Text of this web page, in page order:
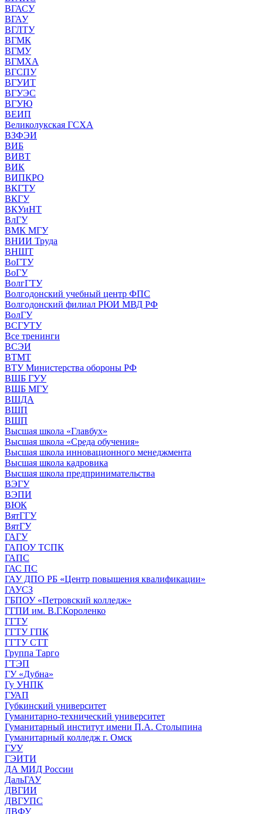
ВГАСУ
ВГАУ
ВГЛТУ
ВГМК
ВГМУ
ВГМХА
ВГСПУ
ВГУИТ
ВГУЭС
ВГУЮ
ВЕИП
Великолукская ГСХА
ВЗФЭИ
ВИБ
ВИВТ
ВИК
ВИПКРО
ВКГТУ
ВКГУ
ВКУиНТ
ВлГУ
ВМК МГУ
ВНИИ Труда
ВНШТ
ВоГТУ
ВоГУ
ВолгГТУ
Волгодонский учебный центр ФПС
Волгодонский филиал РЮИ МВД РФ
ВолГУ
ВСГУТУ
Все тренинги
ВСЭИ
ВТМТ
ВТУ Министерства обороны РФ
ВШБ ГУУ
ВШБ МГУ
ВШДА
ВШП
ВШП
Высшая школа «Главбух»
Высшая школа «Среда обучения»
Высшая школа инновационного менеджмента
Высшая школа кадровика
Высшая школа предпринимательства
ВЭГУ
ВЭПИ
ВЮК
ВятГГУ
ВятГУ
ГАГУ
ГАПОУ ТСПК
ГАПС
ГАС ПС
ГАУ ДПО РБ «Центр повышения квалификации»
ГАУСЗ
ГБПОУ «Петровский колледж»
ГГПИ им. В.Г.Короленко
ГГТУ
ГГТУ ГПК
ГГТУ СТТ
Группа Тарго
ГТЭП
ГУ «Дубна»
Гу УНПК
ГУАП
Губкинский университет
Гуманитарно-технический университет
Гуманитарный институт имени П.А. Столыпина
Гуманитарный колледж г. Омск
ГУУ
ГЭИТИ
ДА МИД России
ДальГАУ
ДВГИИ
ДВГУПС
ДВФУ